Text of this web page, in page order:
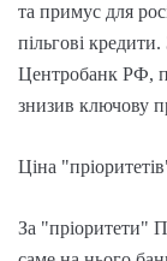
та примус для
пільгові
Центробанк РФ,
знизив ключову
Ціна
За "пріоритети"